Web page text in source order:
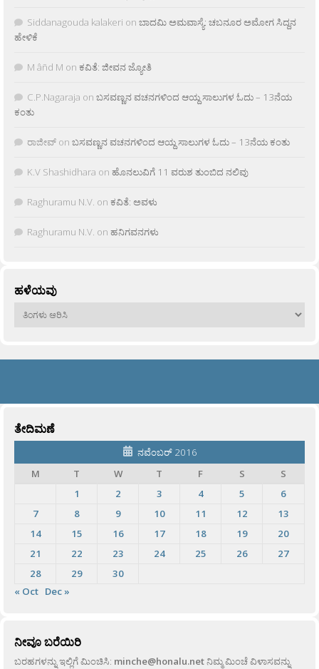
Siddanagouda kalakeri on ಬಾದಮಿ ಅಮವಾಸ್ಯೆ: ಚಬನೂರ ಅಮೋಗ ಸಿದ್ದನ
ಹೇಳಿಕೆ
M âñd M on ಕವಿತೆ: ಜೀವನ ಜ್ಯೋತಿ
C.P.Nagaraja on ಬಸವಣ್ಣನ ವಚನಗಳಿಂದ ಆಯ್ದ ಸಾಲುಗಳ ಓದು – 13ನೆಯ
ಕಂತು
ರಾಜೀವ್ on ಬಸವಣ್ಣನ ವಚನಗಳಿಂದ ಆಯ್ದ ಸಾಲುಗಳ ಓದು – 13ನೆಯ ಕಂತು
K.V Shashidhara on ಹೊನಲುವಿಗೆ 11 ವರುಶ ತುಂಬಿದ ನಲಿವು
Raghuramu N.V. on ಕವಿತೆ: ಅವಳು
Raghuramu N.V. on ಹನಿಗವನಗಳು
ಹಳೆಯವು
ಹಳೆಯವು
ತೇದಿಮಣೆ
ನವೆಂಬರ್ 2016
M
T W T F S
S
1
2 3 4 5
6
7
8 9 10 11 12
13
14
15 16 17 18 19
20
21
22 23 24 25 26
27
28
29
30
« Oct Dec »
ನೀವೂ ಬರೆಯಿರಿ
ಬರಹಗಳನ್ನು ಇಲ್ಲಿಗೆ ಮಿಂಚಿಸಿ: minche@honalu.netನಿಮ್ಮ ಮಿಂಚೆ ವಿಳಾಸವನ್ನು